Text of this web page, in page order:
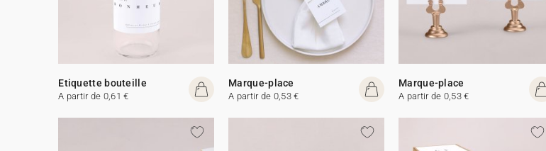
Etiquette bouteille
A partir de 0,61 €
Marque-place
A partir de 0,53 €
Marque-place
A partir de 0,53 €